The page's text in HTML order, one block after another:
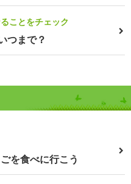
ことをチェック
つまで？
を食べに行こう